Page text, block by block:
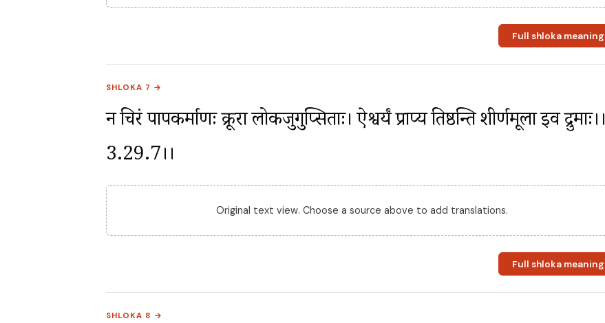
Full shloka meaning
SHLOKA 7 →
न चिरं पापकर्माणः क्रूरा लोकजुगुप्सिताः। ऐश्वर्यं प्राप्य तिष्ठन्ति शीर्णमूला इव द्रुमाः।।
3.29.7।।
Original text view. Choose a source above to add translations.
Full shloka meaning
SHLOKA 8 →